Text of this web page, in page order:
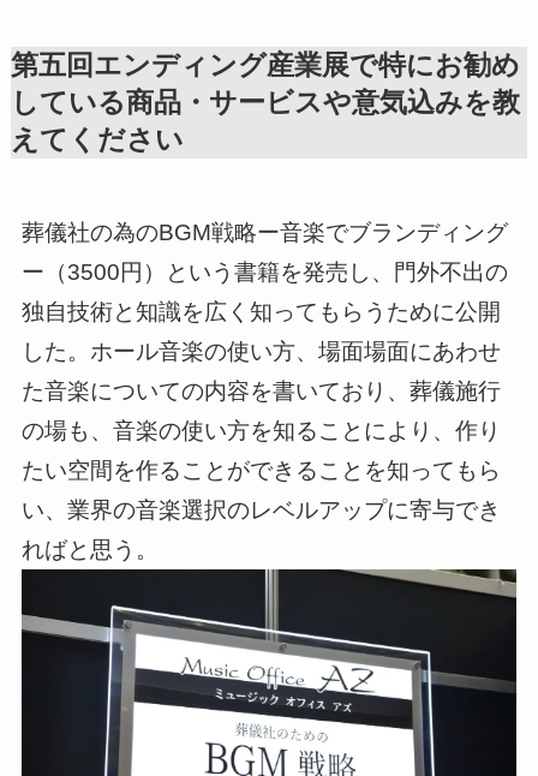
第五回エンディング産業展で特にお勧め
している商品・サービスや意気込みを教
えてください
葬儀社の為のBGM戦略ー音楽でブランディング
ー（3500円）という書籍を発売し、門外不出の
独自技術と知識を広く知ってもらうために公開
した。ホール音楽の使い方、場面場面にあわせ
た音楽についての内容を書いており、葬儀施行
の場も、音楽の使い方を知ることにより、作り
たい空間を作ることができることを知ってもら
い、業界の音楽選択のレベルアップに寄与でき
ればと思う。